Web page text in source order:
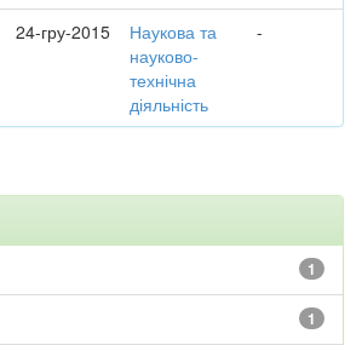
24-гру-2015
Наукова та
науково-
технічна
діяльність
-
1
1